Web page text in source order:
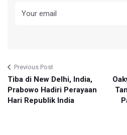
Previous Post
Tiba di New Delhi, India,
Prabowo Hadiri Perayaan
Hari Republik India